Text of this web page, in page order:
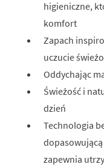
higieniczne,
komfort
Zapach
uczucie
Oddychając
Świeżość i
dzień
Technologia
zapewnia